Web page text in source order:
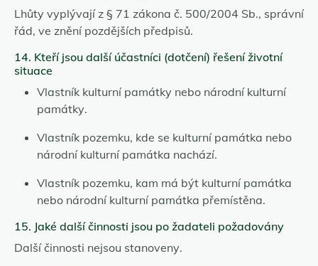
Lhůty vyplývají z § 71 zákona č. 500/2004 Sb., správní
řád, ve znění pozdějších předpisů.
14. Kteří jsou další účastníci (dotčení) řešení životní
situace
Vlastník kulturní památky nebo národní kulturní
památky.
Vlastník pozemku, kde se kulturní památka nebo
národní kulturní památka nachází.
Vlastník pozemku, kam má být kulturní památka
nebo národní kulturní památka přemístěna.
15. Jaké další činnosti jsou po žadateli požadovány
Další činnosti nejsou stanoveny.